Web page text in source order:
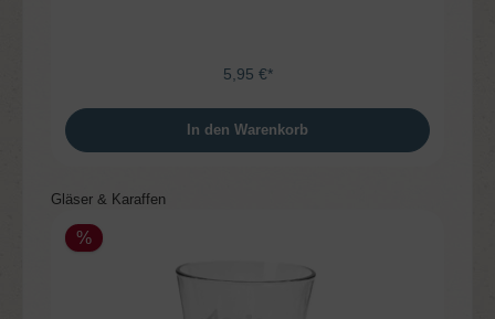
5,95 €*
In den Warenkorb
Produktgalerie überspringen
Gläser & Karaffen
%